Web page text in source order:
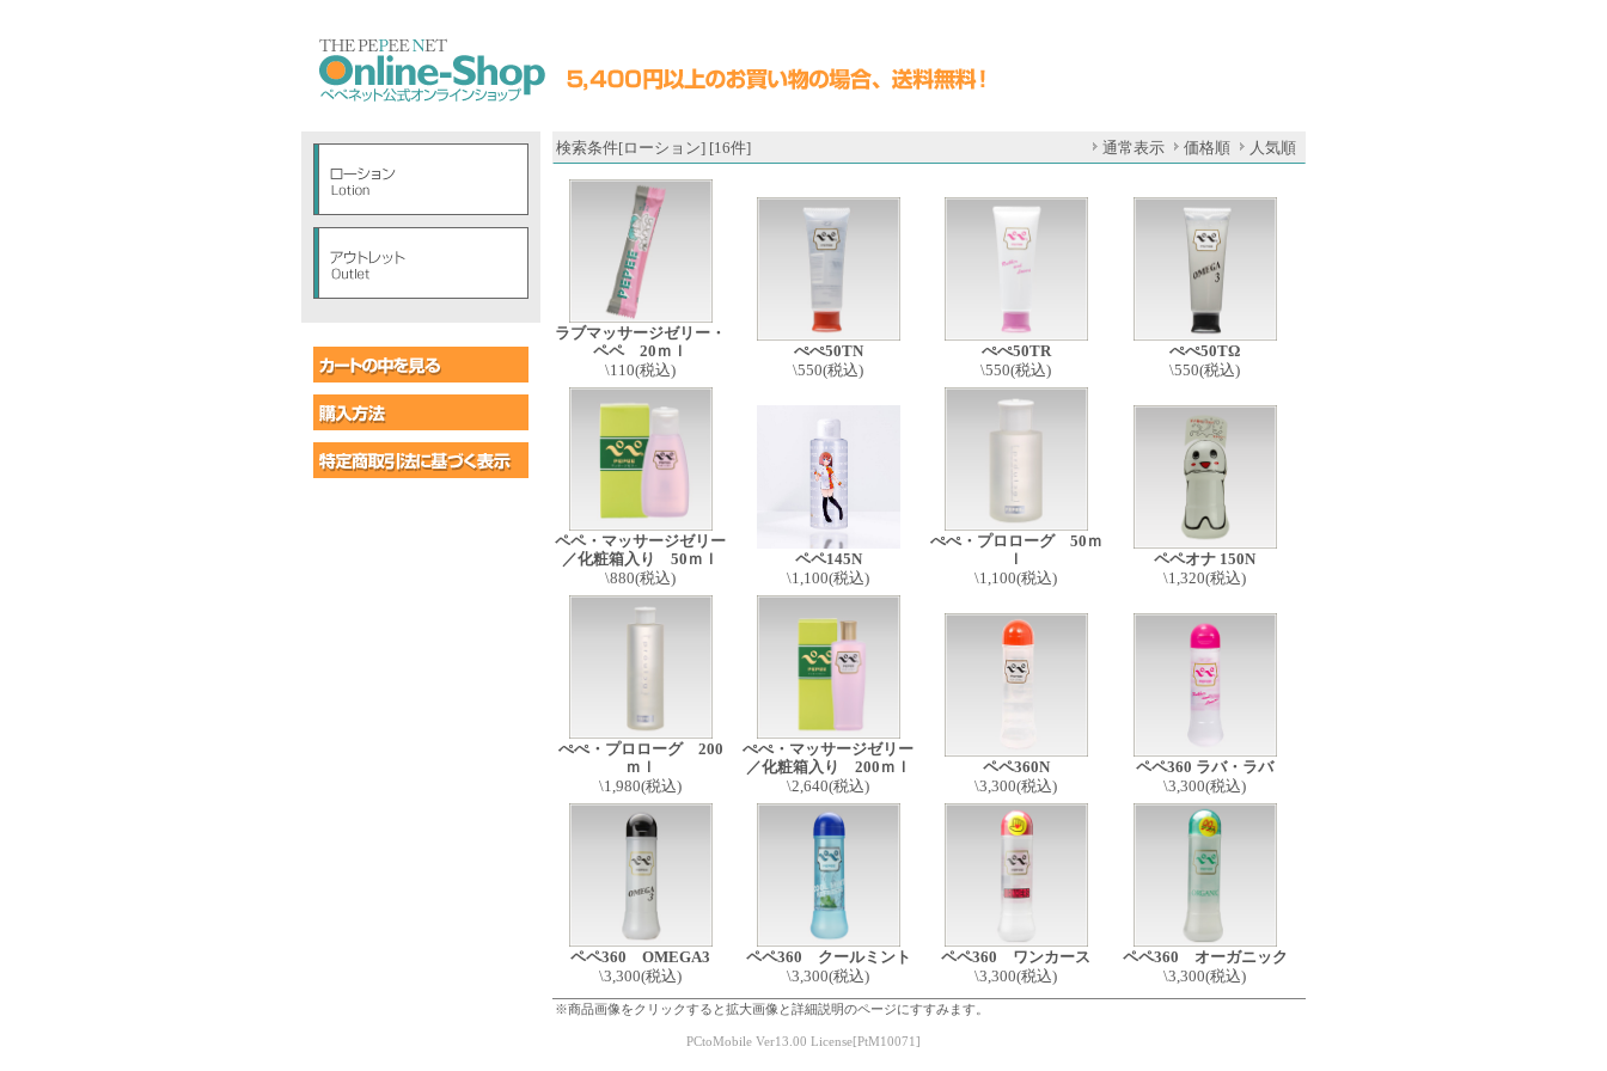
検索条件[ローション] [16件] 通常表示 価格順 人気順
ラブマッサージゼリー・
ペペ 20ｍｌ
\110(税込)
ぺぺ50TN
\550(税込)
ぺぺ50TR
\550(税込)
ぺぺ50TΩ
\550(税込)
ペペ・マッサージゼリー
／化粧箱入り 50ｍｌ
\880(税込)
ペペ145N
\1,100(税込)
ぺぺ・プロローグ 50ｍ
ｌ
\1,100(税込)
ペペオナ 150N
\1,320(税込)
ぺぺ・プロローグ 200
ｍｌ
\1,980(税込)
ぺぺ・マッサージゼリー
／化粧箱入り 200ｍｌ
\2,640(税込)
ペペ360N
\3,300(税込)
ペペ360 ラバ・ラバ
\3,300(税込)
ペペ360 OMEGA3
\3,300(税込)
ペペ360 クールミント
\3,300(税込)
ペペ360 ワンカース
\3,300(税込)
ペペ360 オーガニック
\3,300(税込)
※商品画像をクリックすると拡大画像と詳細説明のページにすすみます。
PCtoMobile Ver13.00 License[PtM10071]